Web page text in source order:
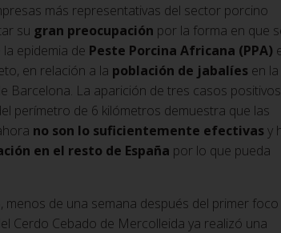
más representativas del sector porcino
su gran preocupación por la forma en que
epidemia de Peste Porcina Africana (PPA)
en relación a la población de jabalíes en
Barcelona. La aparición de tres casos
perímetro de 6 kilómetros demuestra que las
no son lo suficientemente efectivas y
en el resto de España por lo que pueda
menos de una semana después del primer foco
Cerdo Cebado de Mercolleida ya realizó una